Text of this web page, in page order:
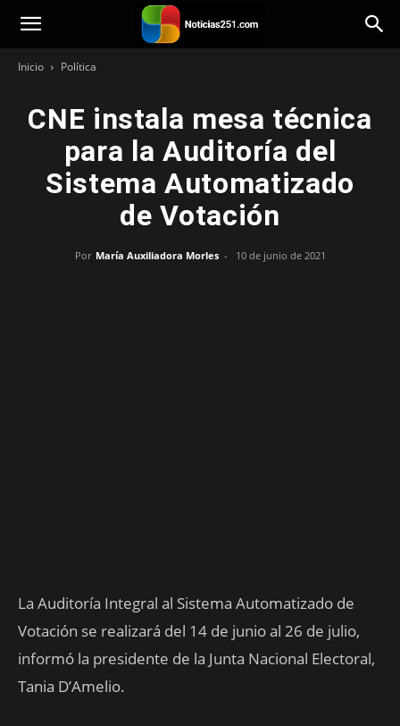
Noticias251
Inicio Política
CNE instala mesa técnica
para la Auditoría del
Sistema Automatizado
de Votación
Por María Auxiliadora Morles - 10 de junio de 2021
La Auditoría Integral al Sistema Automatizado de
Votación se realizará del 14 de junio al 26 de julio,
informó la presidente de la Junta Nacional Electoral,
Tania D’Amelio.